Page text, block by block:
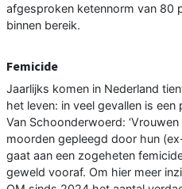
afgesproken ketennorm van 80
binnen bereik.
Femicide
Jaarlijks komen in Nederland
het leven: in veel gevallen is
Van Schoonderwoerd:
moorden gepleegd door hun
gaat aan een zogeheten
geweld vooraf. Om hier meer